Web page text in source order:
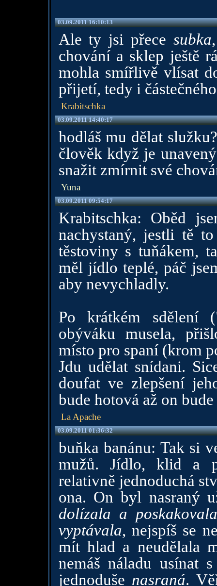
03.09.2011 16:10:13
Ale ty jsi přecesubka
chování a sklep ještě
mohla smířlivě vlísat
přijetí, tedy i
Krabitschka
03.09.2011 14:40:17
hodláš mu dělat
člověk když je
snažit zmírnit své
Yuna
03.09.2011 09:54:17
Krabitschka: Oběd
nachystaný, jestli tě
těstoviny s tuňákem,
měl jídlo teplé, páč
aby nevychladly.
Po krátkém sdělení
obýváku musela,
místo pro spaní (krom
Jdu udělat snídani.
doufat ve zlepšení
bude hotová až on
La Apache
03.09.2011 01:36:32
buňka banánu: Tak si
mužů. Jídlo, klid a
relativně jednoduchá
ona. On byl nasraný
dolízala a
vyptávala, nejspíš se
mít hlad a neudělala
nemáš náladu usínat
jednoduše nasraná.